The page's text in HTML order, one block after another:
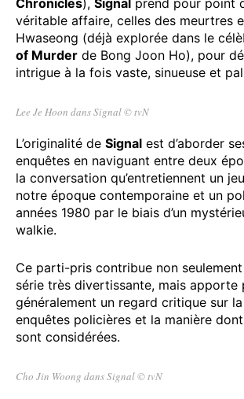
Chronicles), Signal prend pour point
véritable affaire, celles des meurtres
Hwaseong (déjà explorée dans le
of Murder de Bong Joon Ho), pour
intrigue à la fois vaste, sinueuse et
Lee Je Hoon dans Signal © tvN
L’originalité de Signal est d’aborder
enquêtes en naviguant entre deux
la conversation qu’entretiennent un
notre époque contemporaine et un
années 1980 par le biais d’un
walkie.
Ce parti-pris contribue non
série très divertissante, mais apporte
généralement un regard critique sur
enquêtes policières et la manière
sont considérées.
Cho Jin Woong dans Signal © tvN